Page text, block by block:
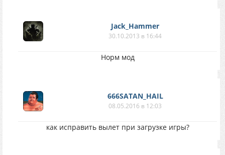
Jack_Hammer
30.10.2013 в 16:44
Норм мод
666SATAN_HAIL
08.05.2016 в 12:03
как исправить вылет при загрузке игры?